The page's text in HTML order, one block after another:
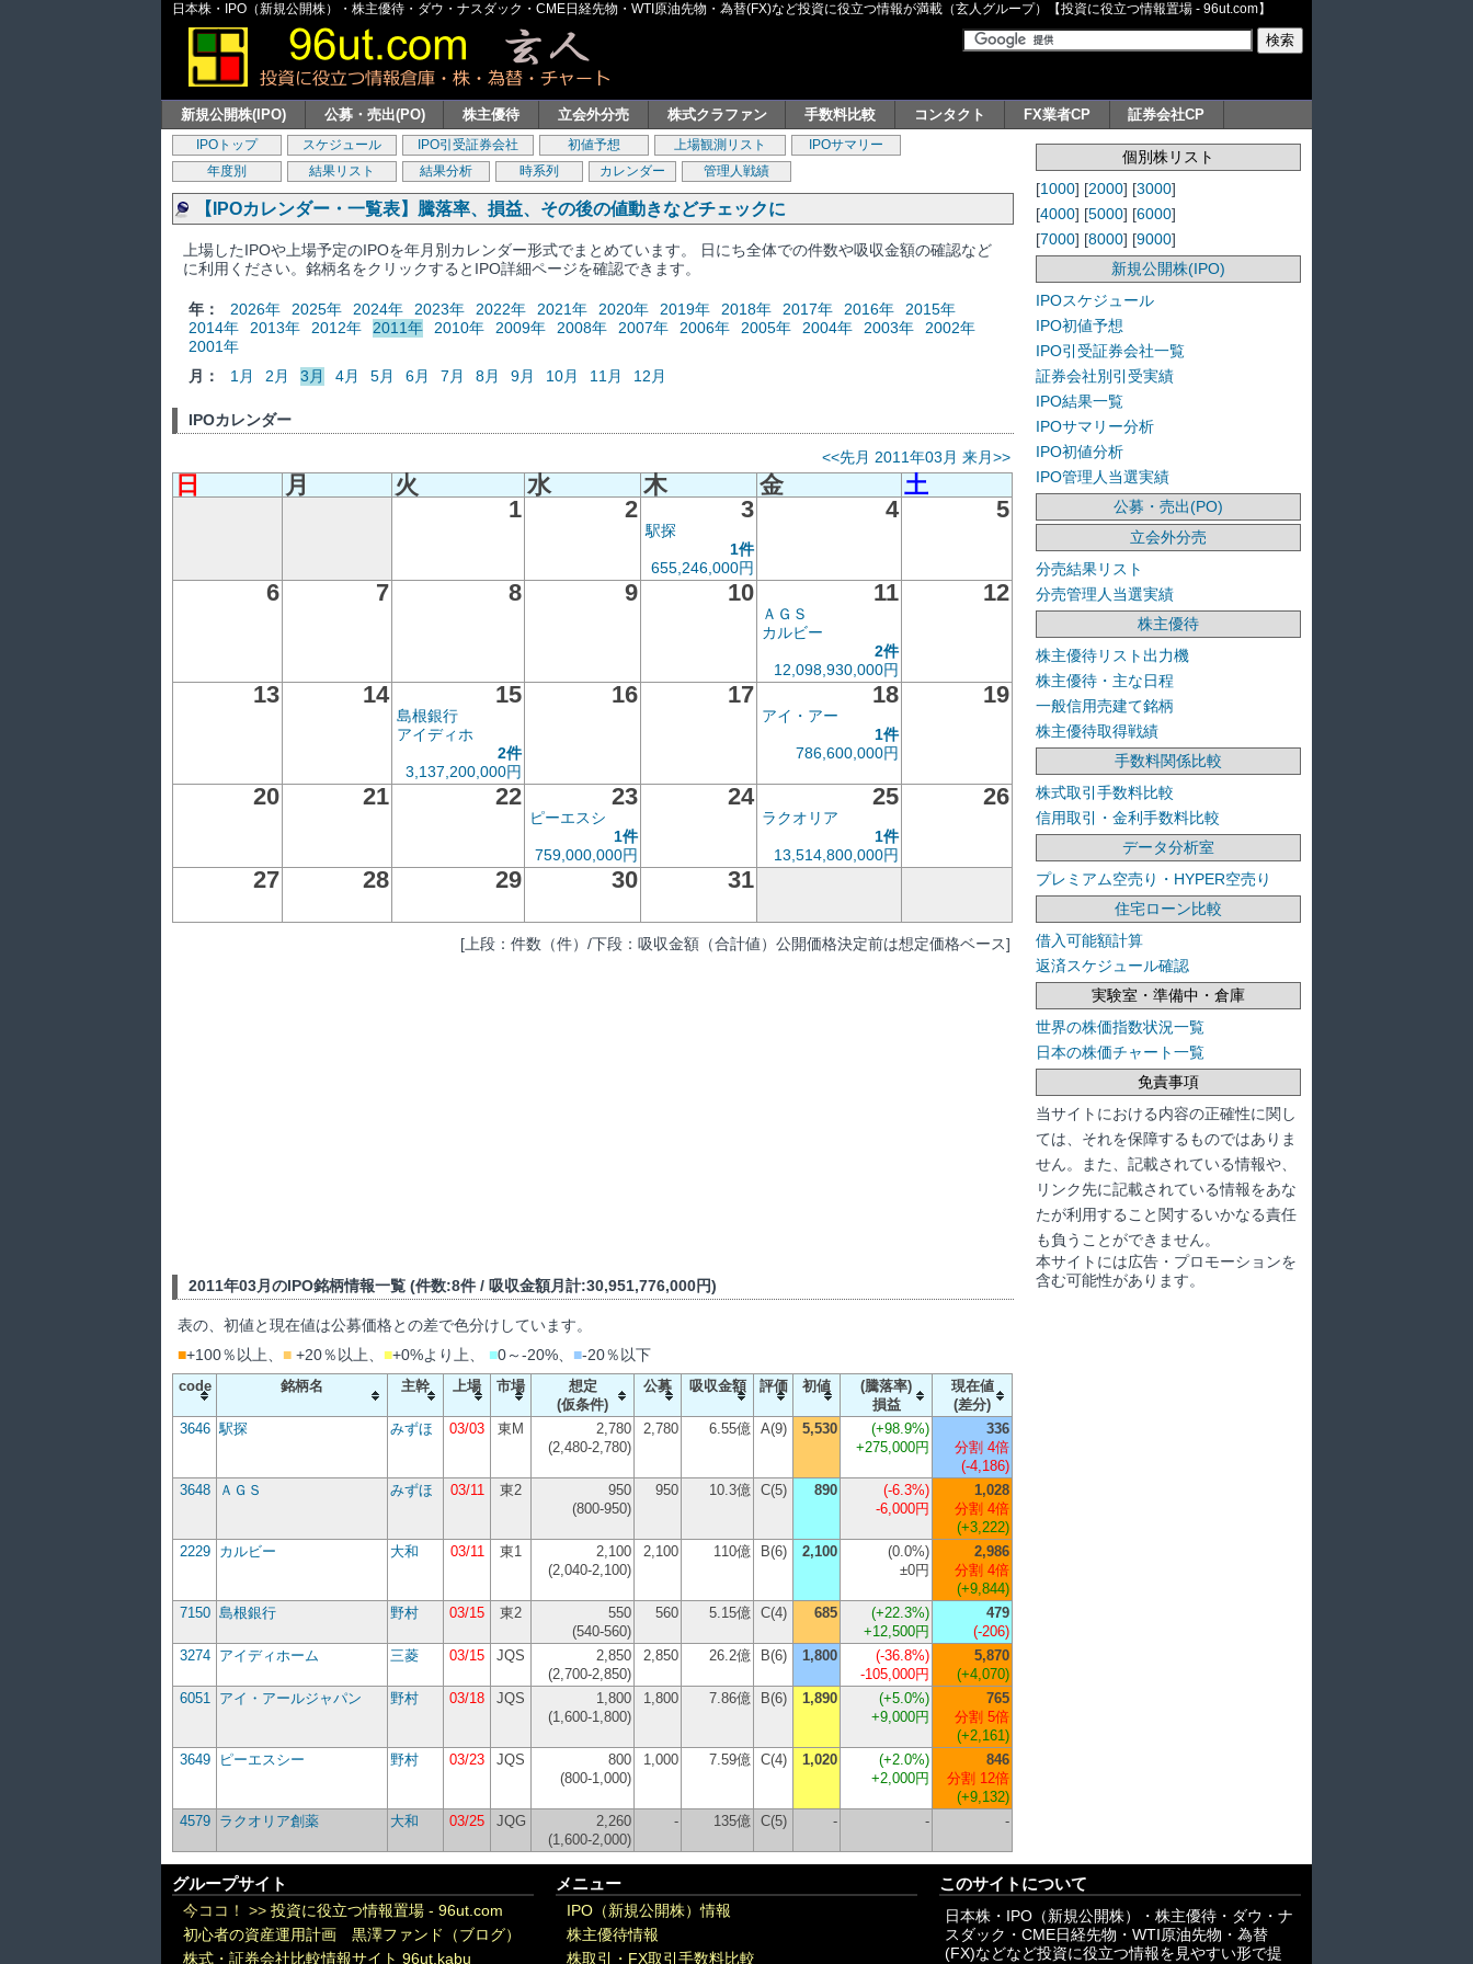
日本株・IPO（新規公開株）・株主優待・ダウ・ナスダック・CME日経先物・WTI原油先物・為替(FX)など投資に役立つ情報が満載（玄人グループ）【投資に役立つ情報置場 - 96ut.com】
新規公開株(IPO) 公募・売出(PO) 株主優待 立会外分売 株式クラファン 手数料比較 コンタクト FX業者CP 証券会社CP
IPOトップ スケジュール IPO引受証券会社 初値予想 上場観測リスト
IPOサマリー
年度別
結果リスト 結果分析 時系列 カレンダー 管理人戦績
【IPOカレンダー・一覧表】騰落率、損益、その後の値動きなどチェックに
上場したIPOや上場予定のIPOを年月別カレンダー形式でまとめています。 日にち全体での件数や吸収金額の確認など
に利用ください。銘柄名をクリックするとIPO詳細ページを確認できます。
年： 2026年 2025年 2024年 2023年 2022年 2021年 2020年 2019年 2018年 2017年 2016年
2015年
2014年
2013年 2012年 2011年 2010年 2009年 2008年 2007年 2006年 2005年 2004年 2003年
2002年
2001年
月：
1月 2月 3月 4月 5月 6月 7月 8月 9月 10月 11月 12月
IPOカレンダー
<<先月 2011年03月 来月>>
日 月 火 水 木 金
土
1
2 3
駅探
1件
655,246,000円
4 5
6 7 8 9 10 11
ＡＧＳ
カルビー
2件
12,098,930,000円
12
13 14 15
島根銀行
アイディホ
2件
3,137,200,000円
16 17 18
アイ・アー
1件
786,600,000円
19
20 21 22 23
ピーエスシ
1件
759,000,000円
24 25
ラクオリア
1件
13,514,800,000円
26
27 28 29 30 31
[上段：件数（件）/下段：吸収金額（合計値）公開価格決定前は想定価格ベース]
2011年03月のIPO銘柄情報一覧 (件数:8件 / 吸収金額月計:30,951,776,000円)
表の、初値と現在値は公募価格との差で色分けしています。
■+100％以上、 ■ +20％以上、 ■+0%より上、 ■0～-20%、 ■-20％以下
code 銘柄名 主幹 上場 市場
想定
(仮条件)
公募 吸収金額 評価 初値
(騰落率)
損益
現在値
(差分)
3646 駅探 みずほ 03/03 東M
2,780
(2,480-2,780)
2,780 6.55億 A(9) 5,530 (+98.9%)
+275,000円
336
分割 4倍
(-4,186)
3648
ＡＧＳ みずほ 03/11 東2
950
(800-950)
950 10.3億 C(5) 890 (-6.3%)
-6,000円
1,028
分割 4倍
(+3,222)
2229
カルビー 大和 03/11 東1
2,100
(2,040-2,100)
2,100 110億 B(6) 2,100 (0.0%)
±0円
2,986
分割 4倍
(+9,844)
7150 島根銀行 野村 03/15 東2
550
(540-560)
560 5.15億 C(4) 685 (+22.3%)
+12,500円
479
(-206)
3274
アイディホーム 三菱 03/15 JQS
2,850
(2,700-2,850)
2,850 26.2億 B(6) 1,800 (-36.8%)
-105,000円
5,870
(+4,070)
6051
アイ・アールジャパン 野村 03/18 JQS
1,800
(1,600-1,800)
1,800 7.86億 B(6) 1,890 (+5.0%)
+9,000円
765
分割 5倍
(+2,161)
3649
ピーエスシー 野村 03/23 JQS
800
(800-1,000)
1,000 7.59億 C(4) 1,020 (+2.0%)
+2,000円
846
分割 12倍
(+9,132)
4579
ラクオリア創薬 大和 03/25 JQG
2,260
(1,600-2,000)
- 135億 C(5) - - -
個別株リスト
[1000] [2000] [3000]
[4000] [5000] [6000]
[7000] [8000] [9000]
新規公開株(IPO)
IPOスケジュール
IPO初値予想
IPO引受証券会社一覧
証券会社別引受実績
IPO結果一覧
IPOサマリー分析
IPO初値分析
IPO管理人当選実績
公募・売出(PO)
立会外分売
分売結果リスト
分売管理人当選実績
株主優待
株主優待リスト出力機
株主優待・主な日程
一般信用売建て銘柄
株主優待取得戦績
手数料関係比較
株式取引手数料比較
信用取引・金利手数料比較
データ分析室
プレミアム空売り・HYPER空売り
住宅ローン比較
借入可能額計算
返済スケジュール確認
実験室・準備中・倉庫
世界の株価指数状況一覧
日本の株価チャート一覧
免責事項
当サイトにおける内容の正確性に関し
ては、それを保障するものではありま
せん。また、記載されている情報や、
リンク先に記載されている情報をあな
たが利用すること関するいかなる責任
も負うことができません。
本サイトには広告・プロモーションを
含む可能性があります。
グループサイト
今ココ！ >> 投資に役立つ情報置場 - 96ut.com
初心者の資産運用計画 黒澤ファンド（ブログ）
株式・証券会社比較情報サイト 96ut.kabu
メニュー
IPO（新規公開株）情報
株主優待情報
株取引・FX取引手数料比較
このサイトについて
日本株・IPO（新規公開株）・株主優待・ダウ・ナ
スダック・CME日経先物・WTI原油先物・為替
(FX)などなど投資に役立つ情報を見やすい形で提